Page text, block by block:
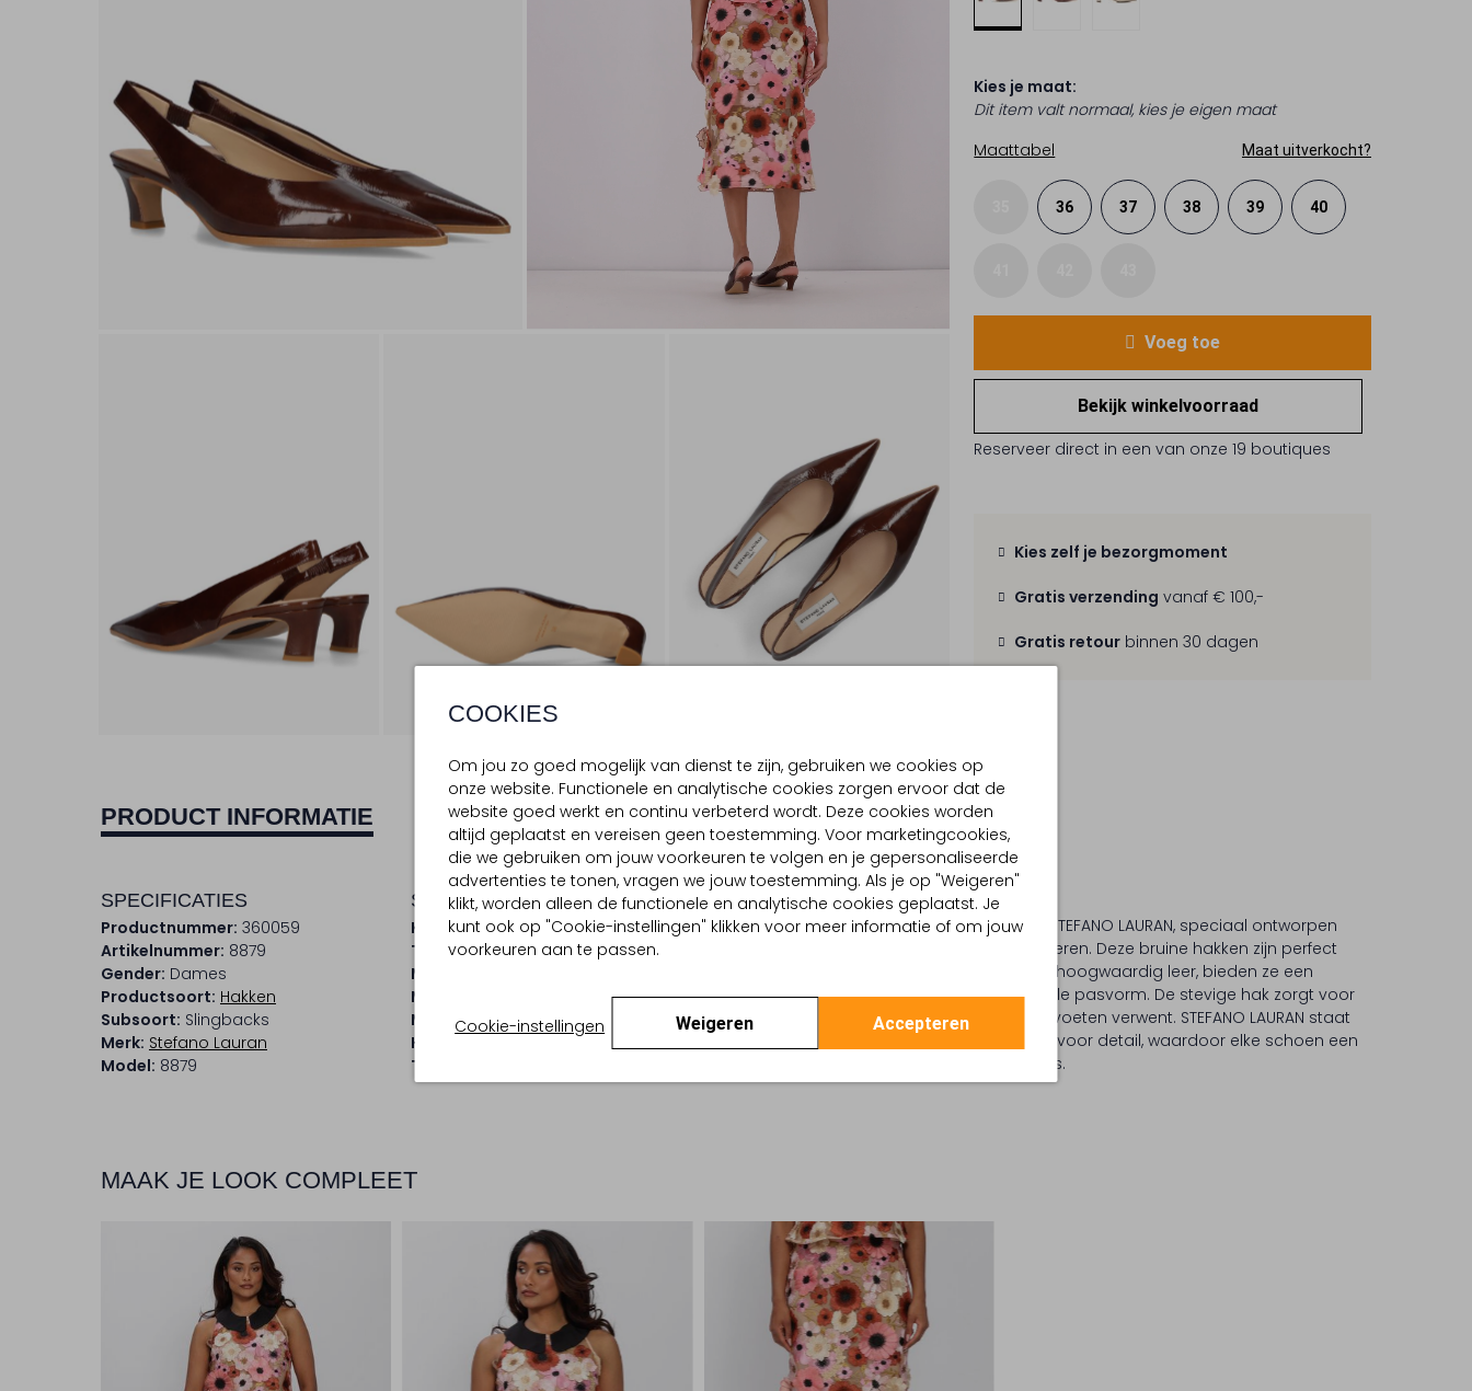
COOKIES
Om jou zo goed mogelijk van dienst te zijn, gebruiken we cookies op
onze website. Functionele en analytische cookies zorgen ervoor dat de
website goed werkt en continu verbeterd wordt. Deze cookies worden
altijd geplaatst en vereisen geen toestemming. Voor marketingcookies,
die we gebruiken om jouw voorkeuren te volgen en je gepersonaliseerde
advertenties te tonen, vragen we jouw toestemming. Als je op "Weigeren"
klikt, worden alleen de functionele en analytische cookies geplaatst. Je
kunt ook op "Cookie-instellingen" klikken voor meer informatie of om jouw
voorkeuren aan te passen.
Cookie-instellingen Weigeren Accepteren
Kies je maat:
Dit item valt normaal, kies je eigen maat
Maattabel
Maat uitverkocht?
36 37 38 39 40
Voeg toe
Bekijk winkelvoorraad
Reserveer direct in een van onze 19 boutiques
Kies zelf je bezorgmoment
Gratis verzending vanaf € 100,-
Gratis retour binnen 30 dagen
PRODUCT INFORMATIE BEZORGEN & RETOURNEREN
SPECIFICATIES
Productnummer: 360059
Artikelnummer: 8879
Gender: Dames
Productsoort: Hakken
Subsoort: Slingbacks
Merk: Stefano Lauran
Model: 8879
SAMENSTELLING & PASVORM
Kleur: Bruin
Trends: Classic Tailoring
Materiaal buitenkant:
Materiaal binnenkant:
Leer
Materiaal zool: Leer
Hakvorm:
Type neus:
OMSCHRIJVING
Ontdek de elegante 8879 hakken van STEFANO LAURAN, speciaal ontworpen
voor dames die stijl en comfort waarderen. Deze bruine hakken zijn perfect
voor de lente en zomer. Gemaakt van hoogwaardig leer, bieden ze een
verfijnde uitstraling en een comfortabele pasvorm. De stevige hak zorgt voor
stabiliteit, terwijl het zachte voetbed je voeten verwent. STEFANO LAURAN staat
bekend om zijn vakmanschap en oog voor detail, waardoor elke schoen een
tijdloze toevoeging aan je garderobe is.
MAAK JE LOOK COMPLEET